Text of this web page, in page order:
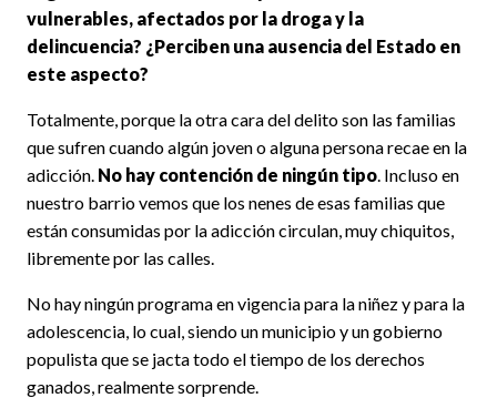
vulnerables, afectados por la droga y la
delincuencia? ¿Perciben una ausencia del Estado en
este aspecto?
Totalmente, porque la otra cara del delito son las familias
que sufren cuando algún joven o alguna persona recae en la
adicción. No hay contención de ningún tipo . Incluso en
nuestro barrio vemos que los nenes de esas familias que
están consumidas por la adicción circulan, muy chiquitos,
libremente por las calles.
No hay ningún programa en vigencia para la niñez y para la
adolescencia, lo cual, siendo un municipio y un gobierno
populista que se jacta todo el tiempo de los derechos
ganados, realmente sorprende.